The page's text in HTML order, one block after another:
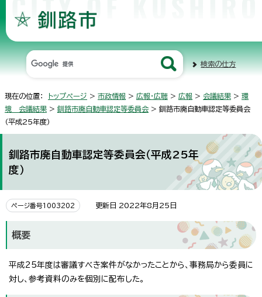
検索の仕方
現在の位置： トップページ > 市政情報 > 広報・広聴 > 広報 > 会議結果 > 環
境 会議結果 > 釧路市廃自動車認定等委員会 > 釧路市廃自動車認定等委員会
（平成25年度）
釧路市廃自動車認定等委員会（平成25年
度）
ページ番号1003202 更新日 2022年8月25日
概要
平成25年度は審議すべき案件がなかったことから、事務局から委員に
対し、参考資料のみを個別に配布した。